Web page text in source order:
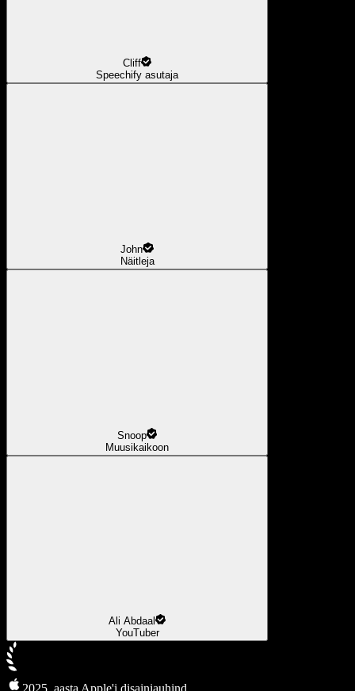
Cliff
Speechify asutaja
John
Näitleja
Snoop
Muusikaikoon
Ali Abdaal
YouTuber